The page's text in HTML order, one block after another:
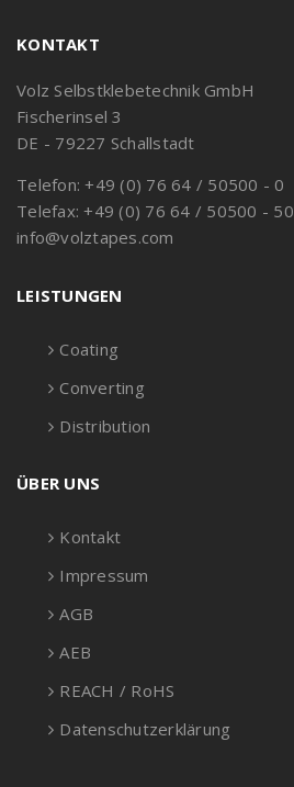
KONTAKT
Volz Selbstklebetechnik GmbH
Fischerinsel 3
DE - 79227 Schallstadt
Telefon: +49 (0) 76 64 / 50500 - 0
Telefax: +49 (0) 76 64 / 50500 - 50
info@volztapes.com
LEISTUNGEN
Coating
Converting
Distribution
ÜBER UNS
Kontakt
Impressum
AGB
AEB
REACH / RoHS
Datenschutzerklärung